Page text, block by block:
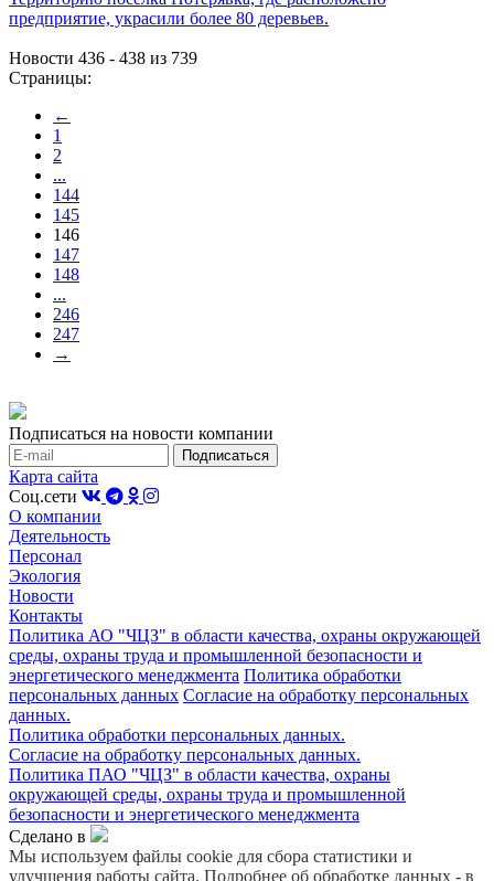
предприятие, украсили более 80 деревьев.
Новости 436 - 438 из 739
Страницы:
←
1
2
...
144
145
146
147
148
...
246
247
→
Подписаться на новости компании
Карта сайта
Соц.сети
О компании
Деятельность
Персонал
Экология
Новости
Контакты
Политика АО "ЧЦЗ" в области качества, охраны окружающей
среды, охраны труда и промышленной безопасности и
энергетического менеджмента Политика обработки
персональных данных Согласие на обработку персональных
данных.
Политика обработки персональных данных.
Согласие на обработку персональных данных.
Политика ПАО "ЧЦЗ" в области качества, охраны
окружающей среды, охраны труда и промышленной
безопасности и энергетического менеджмента
Сделано в
Мы используем файлы cookie для сбора статистики и
улучшения работы сайта. Подробнее об обработке данных - в